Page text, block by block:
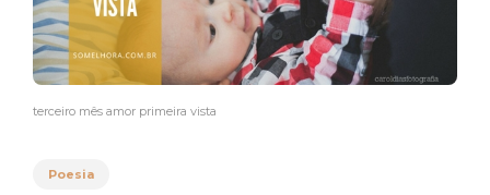
terceiro mês amor primeira vista
Poesia